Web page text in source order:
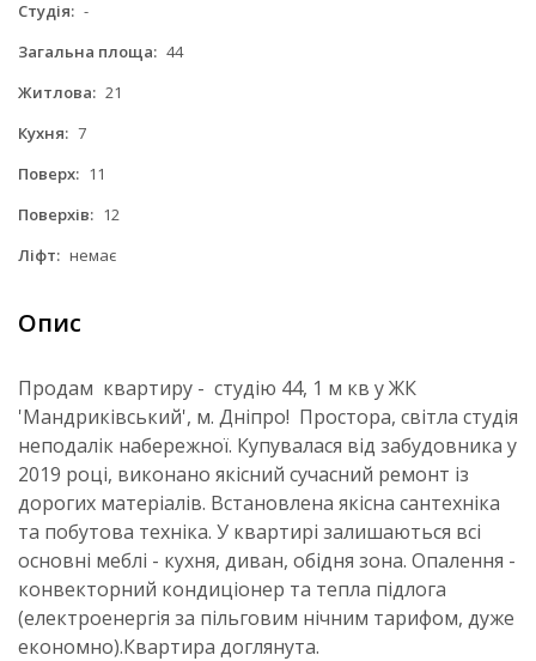
Студія: -
Загальна площа: 44
Житлова: 21
Кухня: 7
Поверх: 11
Поверхів: 12
Ліфт: немає
Опис
Продам квартиру - студію 44, 1 м кв у ЖК
'Мандриківський', м. Дніпро! Простора, світла студія
неподалік набережної. Купувалася від забудовника у
2019 році, виконано якісний сучасний ремонт із
дорогих матеріалів. Встановлена якісна сантехніка
та побутова техніка. У квартирі залишаються всі
основні меблі - кухня, диван, обідня зона. Опалення -
конвекторний кондиціонер та тепла підлога
(електроенергія за пільговим нічним тарифом, дуже
економно).Квартира доглянута.